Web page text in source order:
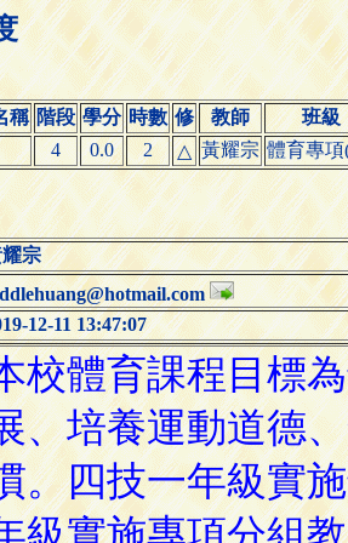
稱 階段 學分 時數 修 教師
班級
4 0.0 2 △ 黃耀宗 體育專項
宗
12-11 13:47:07